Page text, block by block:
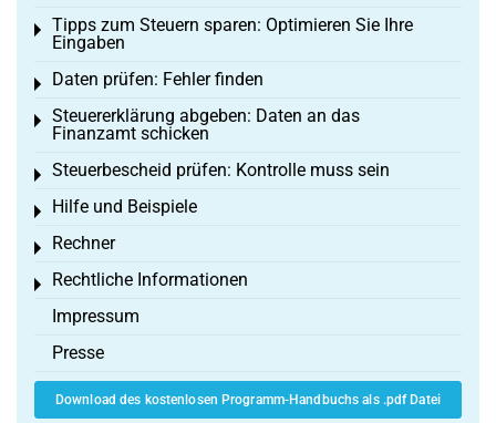
Tipps zum Steuern sparen: Optimieren Sie Ihre
Eingaben
Toggle menu
Daten prüfen: Fehler finden
Toggle menu
Steuererklärung abgeben: Daten an das
Finanzamt schicken
Toggle menu
Steuerbescheid prüfen: Kontrolle muss sein
Toggle menu
Hilfe und Beispiele
Toggle menu
Rechner
Toggle menu
Rechtliche Informationen
Toggle menu
Impressum
Presse
Download des kostenlosen Programm-Handbuchs als .pdf Datei